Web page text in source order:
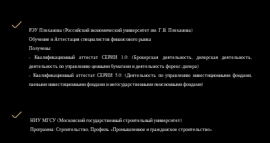
РЭУ Плеханова (Российский экономический университет им. Г.В. Плеханова)
Обучение и Аттестация специалистов финансового рынка
Получены:
- Квалификационный аттестат СЕРИИ 1.0: (Брокерская деятельность, дилерская деятельность,
деятельность по управлению ценными бумагами и деятельность форекс-дилера)
- Квалификационный аттестат СЕРИИ 5.0: (Деятельность по управлению инвестиционными фондами,
паевыми инвестиционными фондами и негосударственными пенсионными фондами)
НИУ MГСУ (Московский государственный строительный университет)
Программа: Строительство, Профиль «Промышленное и гражданское строительство»